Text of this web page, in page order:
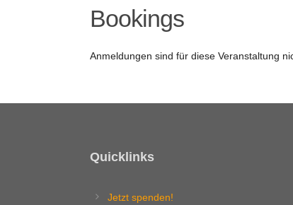
Bookings
Anmeldungen sind für diese Veranstaltung
Quicklinks
Jetzt spenden!